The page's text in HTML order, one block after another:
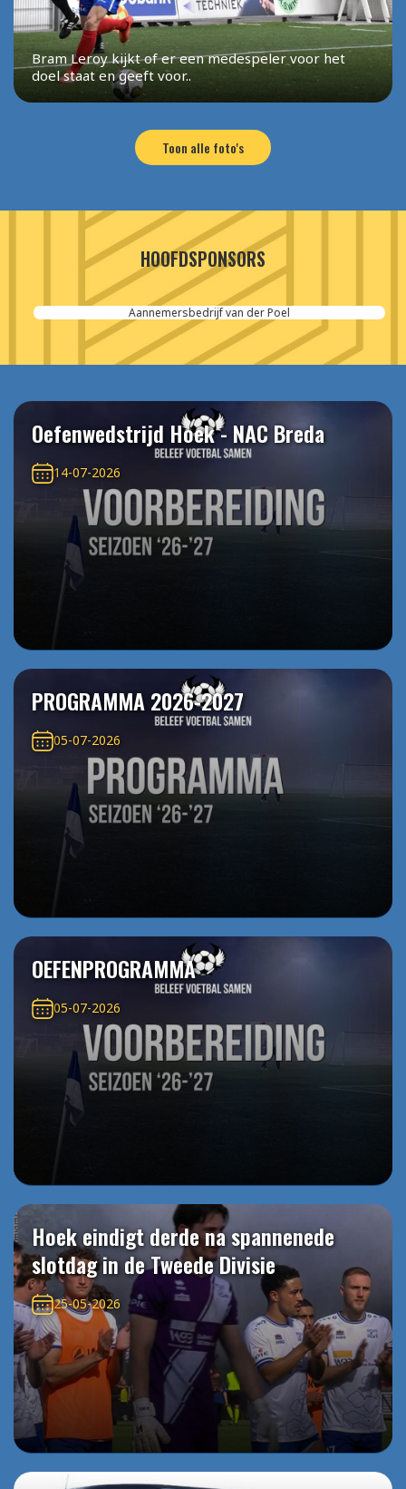
Bram Leroy kijkt of er een medespeler voor het
doel staat en geeft voor..
Toon alle foto's
HOOFDSPONSORS
Aannemersbedrijf van der Poel
Oefenwedstrijd Hoek - NAC Breda
14-07-2026
PROGRAMMA 2026-2027
05-07-2026
OEFENPROGRAMMA
05-07-2026
Hoek eindigt derde na spannenede
slotdag in de Tweede Divisie
25-05-2026